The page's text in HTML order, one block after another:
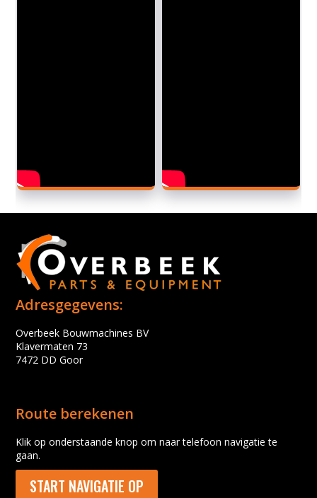
Adresgegevens:
Overbeek Bouwmachines BV
Klavermaten 73
7472 DD Goor
Route berekenen
Klik op onderstaande knop om naar telefoon navigatie te
gaan.
START NAVIGATIE OP